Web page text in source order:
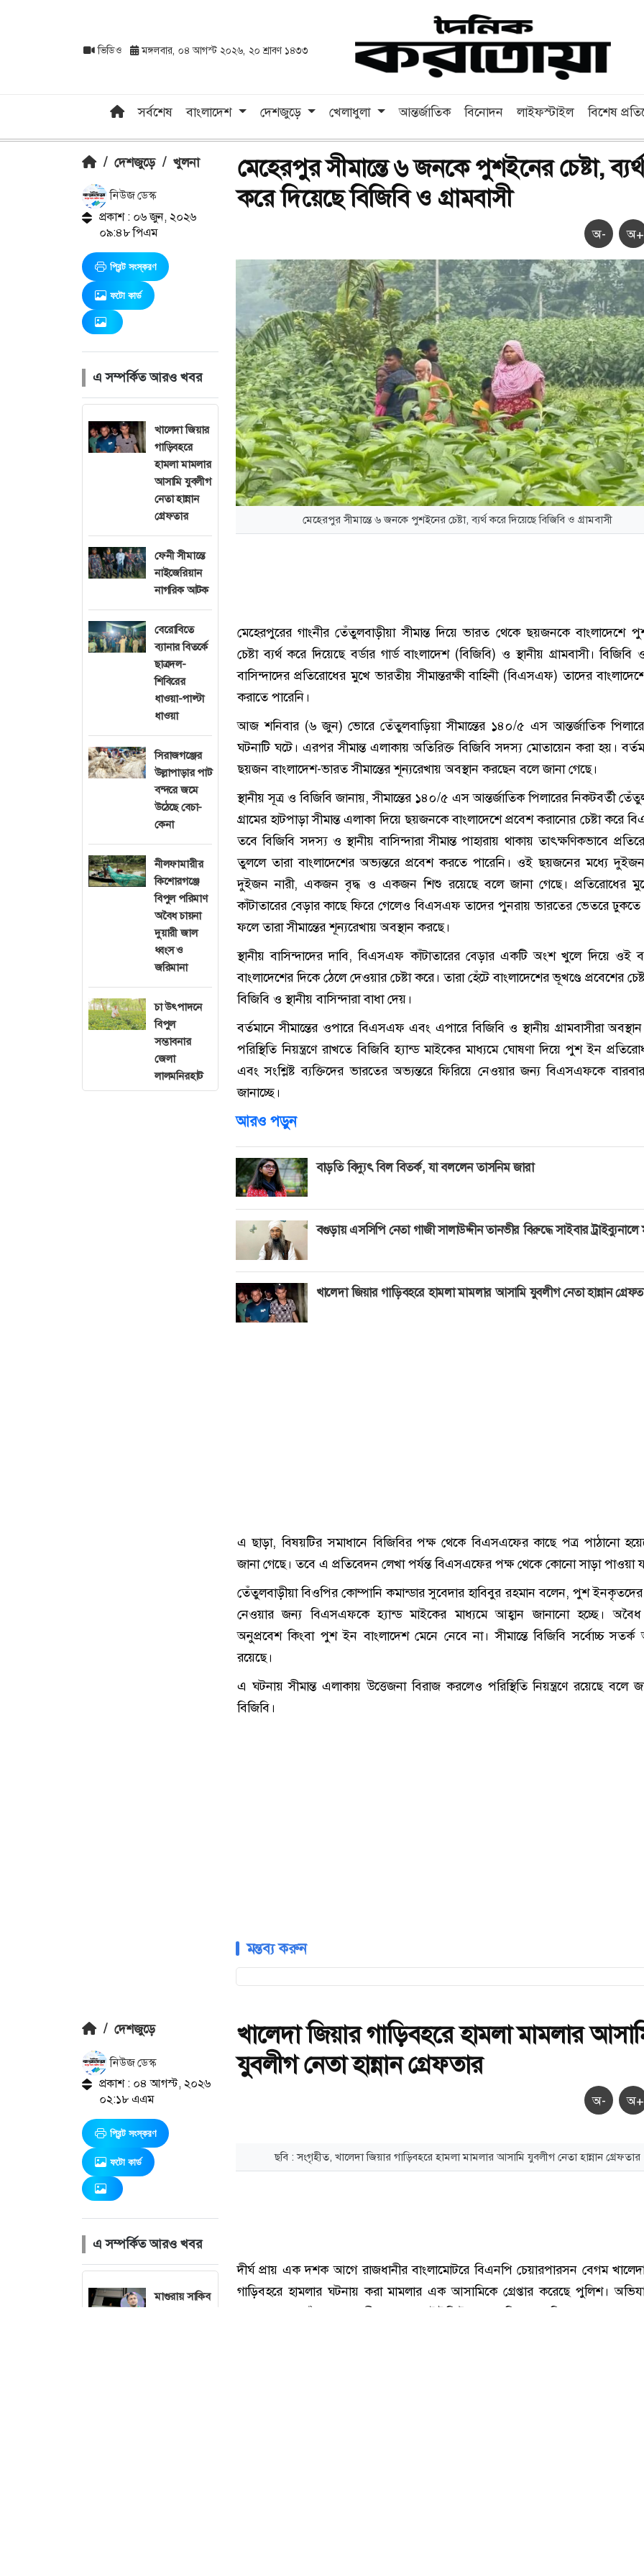
ভিডিও মঙ্গলবার, ০৪ আগস্ট ২০২৬, ২০ শ্রাবণ ১৪৩৩
সর্বশেষ বাংলাদেশ দেশজুড়ে খেলাধুলা আন্তর্জাতিক বিনোদন লাইফস্টাইল বিশেষ
/ দেশজুড়ে / খুলনা
নিউজ ডেস্ক
প্রকাশ : ০৬ জুন, ২০২৬
০৯:৪৮ পিএম
প্রিন্ট সংস্করণ
ফটো কার্ড
এ সম্পর্কিত আরও খবর
খালেদা জিয়ার
গাড়িবহরে
হামলা মামলার
আসামি যুবলীগ
নেতা হান্নান
গ্রেফতার
ফেনী সীমান্তে
নাইজেরিয়ান
নাগরিক আটক
বেরোবিতে
ব্যানার বিতর্কে
ছাত্রদল-
শিবিরের
ধাওয়া-পাল্টা
ধাওয়া
সিরাজগঞ্জের
উল্লাপাড়ার পাট
বন্দরে জমে
উঠেছে বেচা-
কেনা
নীলফামারীর
কিশোরগঞ্জে
বিপুল পরিমাণ
অবৈধ চায়না
দুয়ারী জাল
ধ্বংস ও
জরিমানা
চা উৎপাদনে
বিপুল
সম্ভাবনার
জেলা
লালমনিরহাট
মেহেরপুর সীমান্তে ৬ জনকে পুশইনের চেষ্টা, ব্যর্থ
করে দিয়েছে বিজিবি ও গ্রামবাসী
অ- অ+
মেহেরপুর সীমান্তে ৬ জনকে পুশইনের চেষ্টা, ব্যর্থ করে দিয়েছে বিজিবি ও গ্রামবাসী
মেহেরপুরের গাংনীর তেঁতুলবাড়ীয়া সীমান্ত দিয়ে ভারত থেকে ছয়জনকে বাংলাদেশে
চেষ্টা ব্যর্থ করে দিয়েছে বর্ডার গার্ড বাংলাদেশ (বিজিবি) ও স্থানীয় গ্রামবাসী। বিজিবি
বাসিন্দাদের প্রতিরোধের মুখে ভারতীয় সীমান্তরক্ষী বাহিনী (বিএসএফ) তাদের
করাতে পারেনি।
আজ শনিবার (৬ জুন) ভোরে তেঁতুলবাড়িয়া সীমান্তের ১৪০/৫ এস আন্তর্জাতিক
ঘটনাটি ঘটে। এরপর সীমান্ত এলাকায় অতিরিক্ত বিজিবি সদস্য মোতায়েন করা হয়।
ছয়জন বাংলাদেশ-ভারত সীমান্তের শূন্যরেখায় অবস্থান করছেন বলে জানা গেছে।
স্থানীয় সূত্র ও বিজিবি জানায়, সীমান্তের ১৪০/৫ এস আন্তর্জাতিক পিলারের নিকটবর্তী
গ্রামের হাটপাড়া সীমান্ত এলাকা দিয়ে ছয়জনকে বাংলাদেশে প্রবেশ করানোর চেষ্টা করে
তবে বিজিবি সদস্য ও স্থানীয় বাসিন্দারা সীমান্ত পাহারায় থাকায় তাৎক্ষণিকভাবে
তুললে তারা বাংলাদেশের অভ্যন্তরে প্রবেশ করতে পারেনি। ওই ছয়জনের মধ্যে
দুইজন নারী, একজন বৃদ্ধ ও একজন শিশু রয়েছে বলে জানা গেছে। প্রতিরোধের
কাঁটাতারের বেড়ার কাছে ফিরে গেলেও বিএসএফ তাদের পুনরায় ভারতের ভেতরে ঢুকতে
ফলে তারা সীমান্তের শূন্যরেখায় অবস্থান করছে।
স্থানীয় বাসিন্দাদের দাবি, বিএসএফ কাঁটাতারের বেড়ার একটি অংশ খুলে দিয়ে ওই
বাংলাদেশের দিকে ঠেলে দেওয়ার চেষ্টা করে। তারা হেঁটে বাংলাদেশের ভূখণ্ডে প্রবেশের
বিজিবি ও স্থানীয় বাসিন্দারা বাধা দেয়।
বর্তমানে সীমান্তের ওপারে বিএসএফ এবং এপারে বিজিবি ও স্থানীয় গ্রামবাসীরা
পরিস্থিতি নিয়ন্ত্রণে রাখতে বিজিবি হ্যান্ড মাইকের মাধ্যমে ঘোষণা দিয়ে পুশ ইন
এবং সংশ্লিষ্ট ব্যক্তিদের ভারতের অভ্যন্তরে ফিরিয়ে নেওয়ার জন্য বিএসএফকে
জানাচ্ছে।
আরও পড়ুন
বাড়তি বিদ্যুৎ বিল বিতর্ক, যা বললেন তাসনিম জারা
বগুড়ায় এসসিপি নেতা গাজী সালাউদ্দীন তানভীর বিরুদ্ধে সাইবার ট্রাইব্যুনালে
খালেদা জিয়ার গাড়িবহরে হামলা মামলার আসামি যুবলীগ নেতা হান্নান
এ ছাড়া, বিষয়টির সমাধানে বিজিবির পক্ষ থেকে বিএসএফের কাছে পত্র পাঠানো
জানা গেছে। তবে এ প্রতিবেদন লেখা পর্যন্ত বিএসএফের পক্ষ থেকে কোনো সাড়া পাওয়া
তেঁতুলবাড়ীয়া বিওপির কোম্পানি কমান্ডার সুবেদার হাবিবুর রহমান বলেন, পুশ ইনকৃতদের
নেওয়ার জন্য বিএসএফকে হ্যান্ড মাইকের মাধ্যমে আহ্বান জানানো হচ্ছে।
অনুপ্রবেশ কিংবা পুশ ইন বাংলাদেশ মেনে নেবে না। সীমান্তে বিজিবি সর্বোচ্চ সতর্ক
রয়েছে।
এ ঘটনায় সীমান্ত এলাকায় উত্তেজনা বিরাজ করলেও পরিস্থিতি নিয়ন্ত্রণে রয়েছে বলে
বিজিবি।
মন্তব্য করুন
/ দেশজুড়ে
নিউজ ডেস্ক
প্রকাশ : ০৪ আগস্ট, ২০২৬
০২:১৮ এএম
প্রিন্ট সংস্করণ
ফটো কার্ড
এ সম্পর্কিত আরও খবর
মাগুরায় সাকিব
খালেদা জিয়ার গাড়িবহরে হামলা মামলার
যুবলীগ নেতা হান্নান গ্রেফতার
অ- অ+